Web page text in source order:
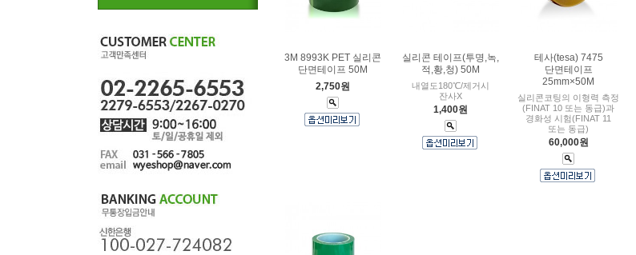
3M 8993K PET 실리콘
단면테이프 50M
2,750원
실리콘 테이프(투명,녹,
적,황,청) 50M
내열도180℃/제거시
잔사X
1,400원
테사(tesa) 7475
단면테이프
25mm×50M
실리콘코팅의 이형력 측정
(FINAT 10 또는 동급)과
경화성 시험(FINAT 11
또는 동급)
60,000원